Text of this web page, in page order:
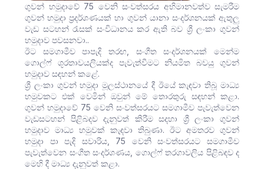
ගුවන් හමුදාවේ 75 වෙනි සංවත්සරය අභිමානවත්ව සැමරීම
ගුවන් හමුදා ප්‍රදර්ශණයක් හා ගුවන් යානා සංදර්ශනයක් ඇතුලු
වැඩ සටහන් රැසක් සංවිධානය කර ඇති බව ශ්‍රී ලංකා ගුවන්
හමුදාව පවසනවා..
ඊට සමගාමීව පාපැදි තරඟ, සංගීත සංදර්ශනයක් මෙන්ම
ගොල්ෆ් ශූරතාවයලියක්ද පැවැත්වීමට නියමිත බවයු ගුවන්
හමුදාව සඳහන් කළේ.
ශ්‍රී ලංකා ගුවන් හමුදා මූලස්ථානයේ දී ඊයේ කැඳවා තිබූ මාධ්‍ය
හමුවකට එක් වෙමින් ඔවුන් මේ තොරතුරු සඳහන් කළා.
ගුවන් හමුදාවේ 75 වෙනි සංවත්සරයට සමගාමීව පැවැත්වෙන
වැඩසටහන් පිළිබදව දැනුවත් කිරීම සදහා ශ්‍රී ලංකා ගුවන්
හමුදාව මාධ්‍ය හමුවක් කැඳවා තිබුණා. ඊට අමතරව ගුවන්
හමුදා පා පැදි සවාරිය, 75 වෙනි සංවත්සරයට සමගාමීව
පැවැත්වෙන සංගීත සංදර්ශණය, ගොල්ෆ් තරගාවලිය පිළිබඳව ද
මෙහි දී මාධ්‍ය දැනුවත් කළා.